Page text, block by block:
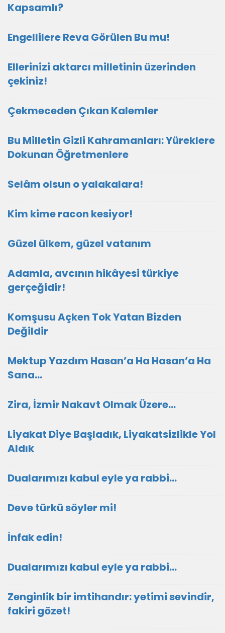
Kapsamlı?
Engellilere Reva Görülen Bu mu!
Ellerinizi aktarcı milletinin üzerinden
çekiniz!
Çekmeceden Çıkan Kalemler
Bu Milletin Gizli Kahramanları: Yüreklere
Dokunan Öğretmenlere
Selâm olsun o yalakalara!
Kim kime racon kesiyor!
Güzel ülkem, güzel vatanım
Adamla, avcının hikâyesi türkiye
gerçeğidir!
Komşusu Açken Tok Yatan Bizden
Değildir
Mektup Yazdım Hasan’a Ha Hasan’a Ha
Sana…
Zira, İzmir Nakavt Olmak Üzere…
Liyakat Diye Başladık, Liyakatsizlikle Yol
Aldık
Dualarımızı kabul eyle ya rabbi...
Deve türkü söyler mi!
İnfak edin!
Dualarımızı kabul eyle ya rabbi...
Zenginlik bir imtihandır: yetimi sevindir,
fakiri gözet!